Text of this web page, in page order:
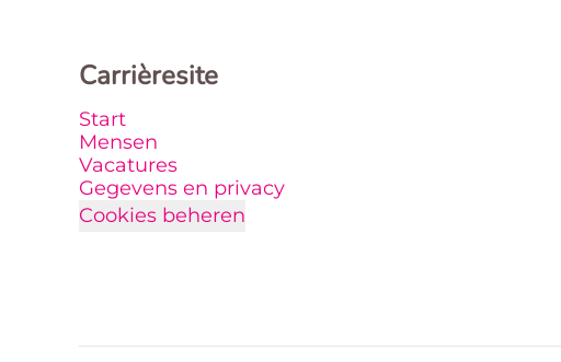
Carrièresite
Start
Mensen
Vacatures
Gegevens en privacy
Cookies beheren